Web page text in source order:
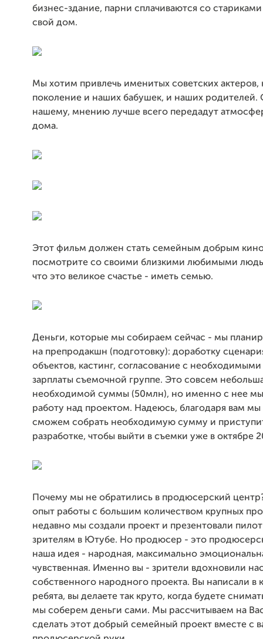
бизнес-здание, парни сплачиваются со стариками
свой дом.
Мы хотим привлечь именитых советских актеров,
поколение и наших бабушек, и наших родителей.
нашему, мнению лучше всего передадут
дома.
Этот фильм должен стать семейным добрым
посмотрите со своими близкими любимыми
что это великое счастье - иметь семью.
Деньги, которые мы собираем сейчас - мы
на препродакшн (подготовку): доработку
объектов, кастинг, согласование с
зарплаты съемочной группе. Это совсем
необходимой суммы (50млн), но именно с нее
работу над проектом. Надеюсь, благодаря вам
сможем собрать необходимую сумму и
разработке, чтобы выйти в съемки уже в октябре
Почему мы не обратились в продюсерский
опыт работы с большим количеством крупных
недавно мы создали проект и презентовали
зрителям в Ютубе. Но продюсер - это
наша идея - народная, максимально
чувственная. Именно вы - зрители вдохновили
собственного народного проекта. Вы написали в
ребята, вы делаете так круто, когда будете
мы соберем деньги сами. Мы рассчитываем на
сделать этот добрый семейный проект вместе с